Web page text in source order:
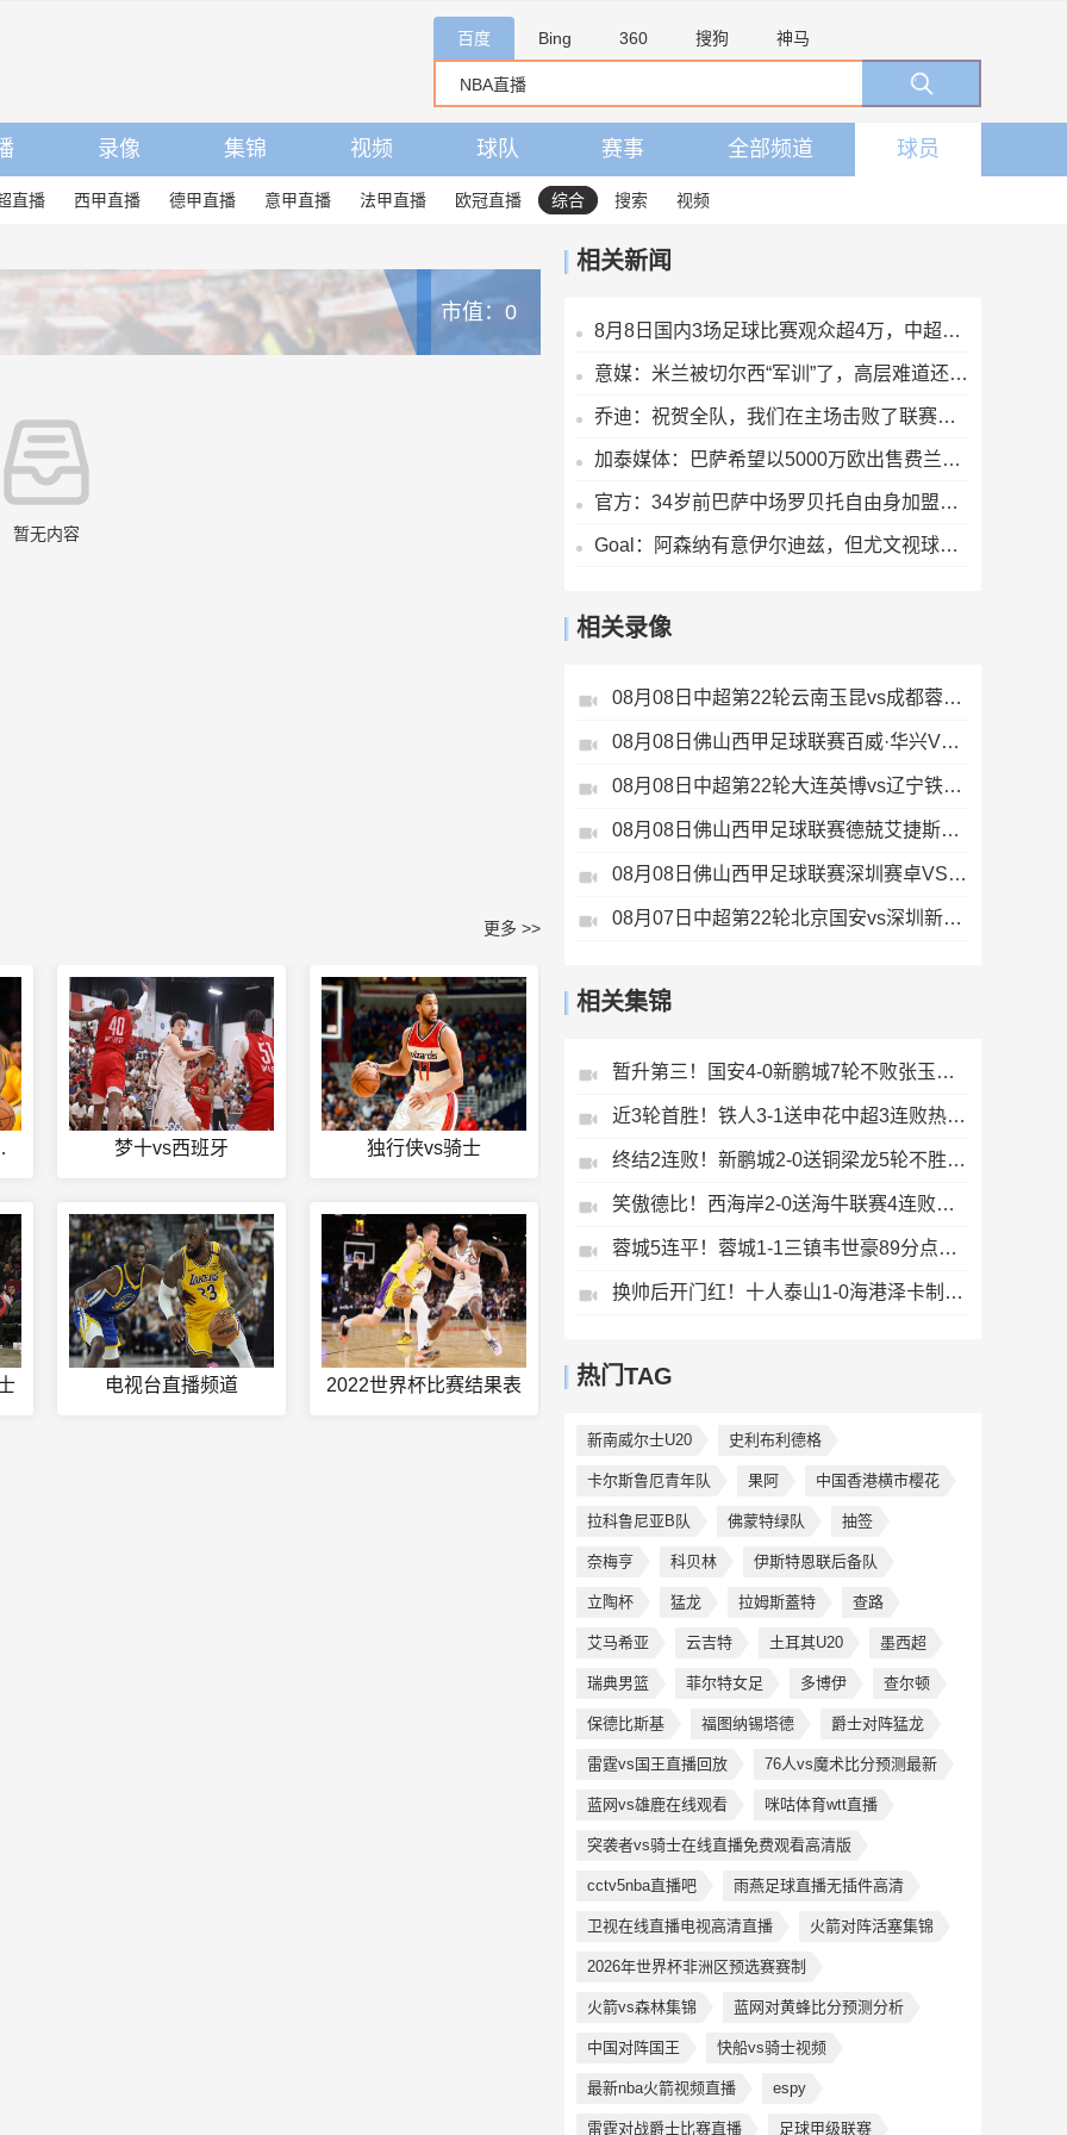
百度 Bing 360 搜狗 神马
录像 集锦 视频 球队 赛事 全部频道 球员
直播 西甲直播 德甲直播 意甲直播 法甲直播 欧冠直播 综合 搜索 视频
市值：0
暂无内容
更多 >>
在线 梦十vs西班牙 独行侠vs骑士
电视台直播频道 2022世界杯比赛结果表
相关新闻
8月8日国内3场足球比赛观众超4万，中超辽宁德比62075人排今年第6
意媒：米兰被切尔西“军训”了，高层难道还看不出阵容短板？
乔迪：祝贺全队，我们在主场击败了联赛领头羊，顺利拿下宝贵三分
加泰媒体：巴萨希望以5000万欧出售费兰，巴黎最快下周三前官宣
官方：34岁前巴萨中场罗贝托自由身加盟洛杉矶银河，签约2年
Goal：阿森纳有意伊尔迪兹，但尤文视球员为非卖品，除非天价购买
相关录像
08月08日中超第22轮云南玉昆vs成都蓉城全场录像
08月08日佛山西甲足球联赛百威·华兴VS广州苏雅蔚雨堂全场录像
08月08日中超第22轮大连英博vs辽宁铁人全场录像
08月08日佛山西甲足球联赛德兢艾捷斯VS白坭兴龙全场录像
08月08日佛山西甲足球联赛深圳赛卓VS湛江热点·粤标售电全场录像
08月07日中超第22轮北京国安vs深圳新鹏城全场录像
相关集锦
暂升第三！国安4-0新鹏城7轮不败张玉宁传射达万双响法比奥破门
近3轮首胜！铁人3-1送申花中超3连败热菲尼奥双响邦本宜裕传射
终结2连败！新鹏城2-0送铜梁龙5轮不胜37岁姜至鹏破门韦斯利建功
笑傲德比！西海岸2-0送海牛联赛4连败海牛仍垫底西海岸升至第二
蓉城5连平！蓉城1-1三镇韦世豪89分点射救主费利佩造点李昂破门
换帅后开门红！十人泰山1-0海港泽卡制胜于金永扑点海港三球被吹
热门TAG
新南威尔士U20 史利布利德格
卡尔斯鲁厄青年队 果阿 中国香港横市樱花
拉科鲁尼亚B队 佛蒙特绿队 抽签
奈梅亨 科贝林 伊斯特恩联后备队
立陶杯 猛龙 拉姆斯蓋特 查路
艾马希亚 云吉特 土耳其U20 墨西超
瑞典男篮 菲尔特女足 多博伊 查尔顿
保德比斯基 福图纳锡塔德 爵士对阵猛龙
雷霆vs国王直播回放 76人vs魔术比分预测最新
蓝网vs雄鹿在线观看 咪咕体育wtt直播
突袭者vs骑士在线直播免费观看高清版
cctv5nba直播吧 雨燕足球直播无插件高清
卫视在线直播电视高清直播 火箭对阵活塞集锦
2026年世界杯非洲区预选赛赛制
火箭vs森林集锦 蓝网对黄蜂比分预测分析
中国对阵国王 快船vs骑士视频
最新nba火箭视频直播 espy
雷霆对战爵士比赛直播 足球甲级联赛